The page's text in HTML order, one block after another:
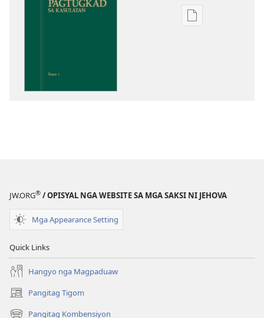
Opsiyon
JW.ORG® / OPISYAL NGA WEBSITE SA MGA SAKSI NI JEHOVA
Mga Appearance Setting
Quick Links
Hangyo nga Magpaduaw
Pangitag Tigom
(mo-
open Pangitag Kombensiyon